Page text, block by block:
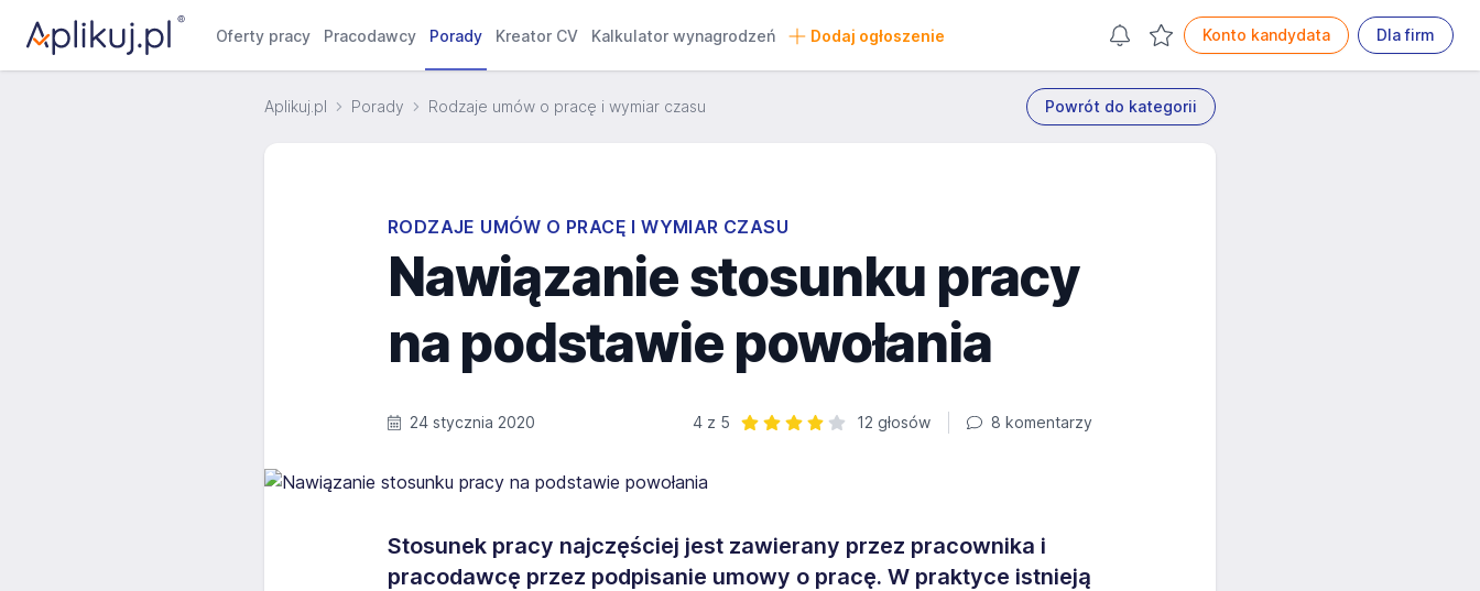
Oferty pracy Pracodawcy Porady Kreator CV Kalkulator wynagrodzeń Dodaj ogłoszenie Konto kandydata Dla firm
Aplikuj.pl Porady Rodzaje umów o pracę i wymiar czasu Powrót do kategorii
RODZAJE UMÓW O PRACĘ I WYMIAR CZASU
Nawiązanie stosunku pracy
na podstawie powołania
24 stycznia 2020
4 z 5
12 głosów 8 komentarzy
Stosunek pracy najczęściej jest zawierany przez pracownika i
pracodawcę przez podpisanie umowy o pracę. W praktyce istnieją